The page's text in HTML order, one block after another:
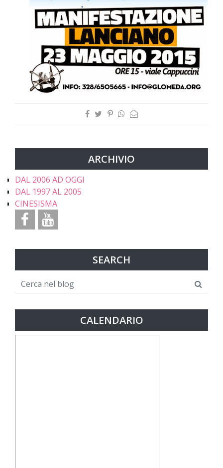
ARCHIVIO
DAL 2006 AD OGGI
DAL 1997 AL 2005
CINESISMA
SEARCH
CALENDARIO